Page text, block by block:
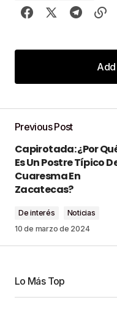
Add
Add
publicada. Los
marcados con*
Your Name
Previous Post
Capirotada: ¿Por
Es Un Postre Típico
Cuaresma En
Zacatecas?
De interés
Noticias
10 de marzo de 2024
Lo Más Top